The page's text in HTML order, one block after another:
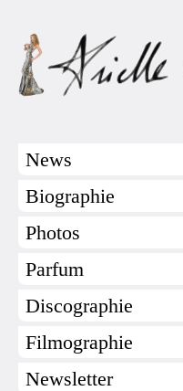
News
Biographie
Photos
Parfum
Discographie
Filmographie
Newsletter